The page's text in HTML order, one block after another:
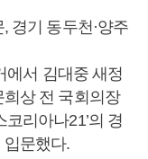
경기 동두천·양주
에서 김대중 새정
상 전 국회의장
리아나21’의 경
입문했다.